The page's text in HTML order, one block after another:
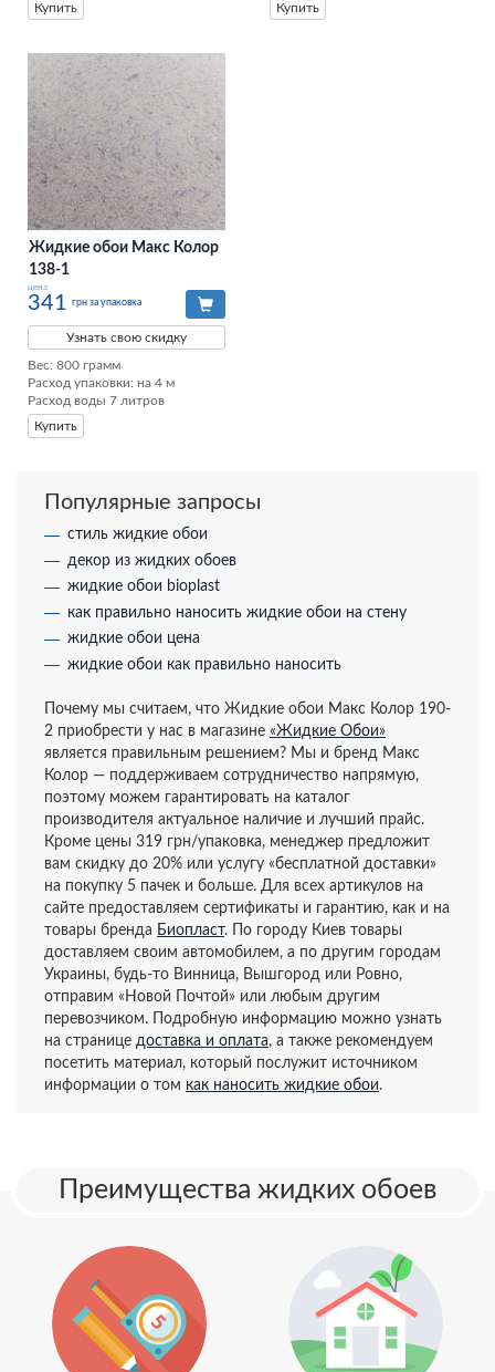
Купить
Купить
Жидкие обои Макс Колор
138-1
цена
341 грн за упаковка
Узнать свою скидку
Вес: 800 грамм
Расход упаковки: на 4 м
Расход воды 7 литров
Купить
Популярные запросы
стиль жидкие обои
декор из жидких обоев
жидкие обои bioplast
как правильно наносить жидкие обои на стену
жидкие обои цена
жидкие обои как правильно наносить
Почему мы считаем, что Жидкие обои Макс Колор 190-
2 приобрести у нас в магазине «Жидкие Обои»
является правильным решением? Мы и бренд Макс
Колор — поддерживаем сотрудничество напрямую,
поэтому можем гарантировать на каталог
производителя актуальное наличие и лучший прайс.
Кроме цены 319 грн/упаковка, менеджер предложит
вам скидку до 20% или услугу «бесплатной доставки»
на покупку 5 пачек и больше. Для всех артикулов на
сайте предоставляем сертификаты и гарантию, как и на
товары бренда Биопласт. По городу Киев товары
доставляем своим автомобилем, а по другим городам
Украины, будь-то Винница, Вышгород или Ровно,
отправим «Новой Почтой» или любым другим
перевозчиком. Подробную информацию можно узнать
на странице доставка и оплата, а также рекомендуем
посетить материал, который послужит источником
информации о том как наносить жидкие обои.
Преимущества жидких обоев